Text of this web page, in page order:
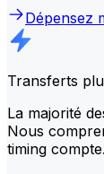
Dépensez
Transferts
La majorité
Nous
timing compte.